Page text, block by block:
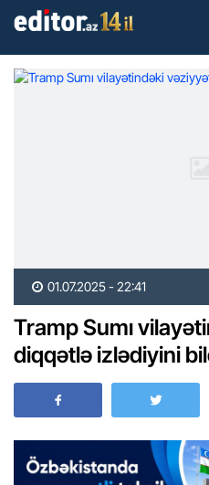
01.07.2025 - 22:41
Tramp Sumı
diqqətlə izlədiyini